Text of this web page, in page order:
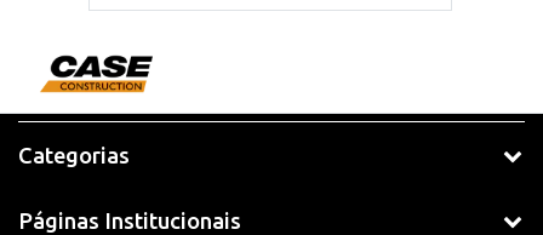
Categorias
Páginas Institucionais